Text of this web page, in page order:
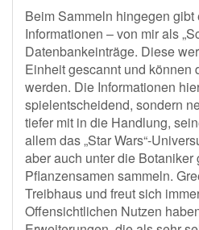
Beim Sammeln hingegen
Informationen – von mir als
Datenbankeinträge. Diese
Einheit gescannt und können
werden. Die Informationen
spielentscheidend, sondern
tiefer mit in die Handlung,
allem das „Star Wars“-
aber auch unter die Botaniker
Pflanzensamen sammeln.
Treibhaus und freut sich
Offensichtlichen Nutzen